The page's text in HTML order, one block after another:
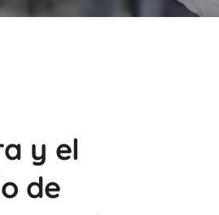
y el
de